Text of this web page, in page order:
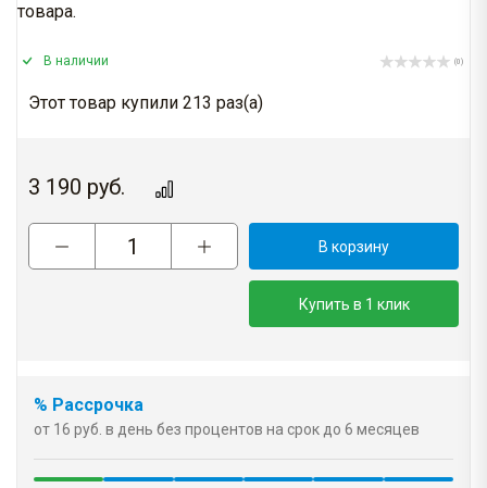
товара.
В наличии (0)
Этот товар купили 213 раз(a)
3 190 руб.
В корзину
Купить в 1 клик
% Рассрочка
от 16 руб. в день без процентов на срок до 6 месяцев